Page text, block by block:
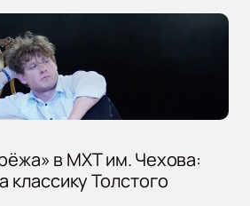
в МХТ им. Чехова:
классику Толстого